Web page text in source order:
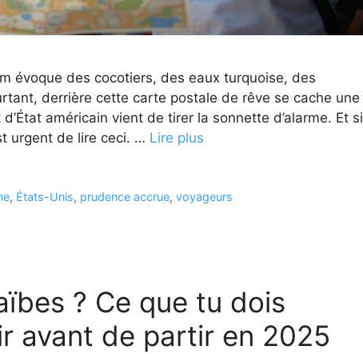
évoque des cocotiers, des eaux turquoise, des
derrière cette carte postale de rêve se cache une
américain vient de tirer la sonnette d’alarme. Et si
urgent de lire ceci. … Lire plus
, États-Unis, prudence accrue,voyageurs
? Ce que tu dois
avant de partir en 2025